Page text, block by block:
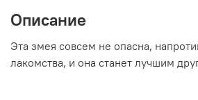
Описание
Эта змея совсем не опасна,
лакомства, и она станет лучшим